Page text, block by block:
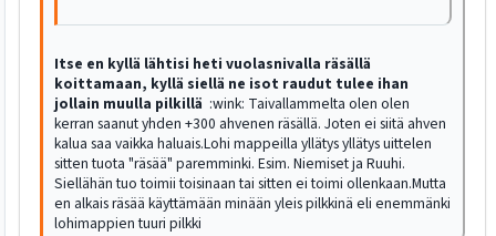
Itse en kyllä lähtisi heti vuolasnivalla räsällä
koittamaan, kyllä siellä ne isot raudut tulee ihan
jollain muulla pilkillä :wink: Taivallammelta olen olen
kerran saanut yhden +300 ahvenen räsällä. Joten ei siitä ahven
kalua saa vaikka haluais.Lohi mappeilla yllätys yllätys uittelen
sitten tuota "räsää" paremminki. Esim. Niemiset ja Ruuhi.
Siellähän tuo toimii toisinaan tai sitten ei toimi ollenkaan.Mutta
en alkais räsää käyttämään minään yleis pilkkinä eli enemmänki
lohimappien tuuri pilkki